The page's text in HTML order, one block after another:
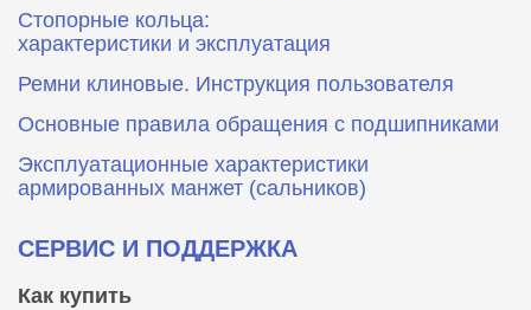
Стопорные кольца:
характеристики и эксплуатация
Ремни клиновые. Инструкция пользователя
Основные правила обращения с подшипниками
Эксплуатационные характеристики
армированных манжет (сальников)
СЕРВИС И ПОДДЕРЖКА
Как купить